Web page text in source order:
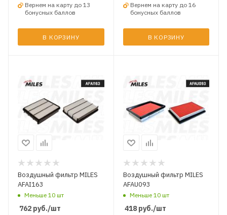
Вернем на карту до 13
бонусных баллов
В КОРЗИНУ
Вернем на карту до 16
бонусных баллов
В КОРЗИНУ
Воздушный фильтр MILES
AFAI163
Меньше 10 шт
762 руб./шт
Воздушный фильтр MILES
AFAU093
Меньше 10 шт
418руб./шт